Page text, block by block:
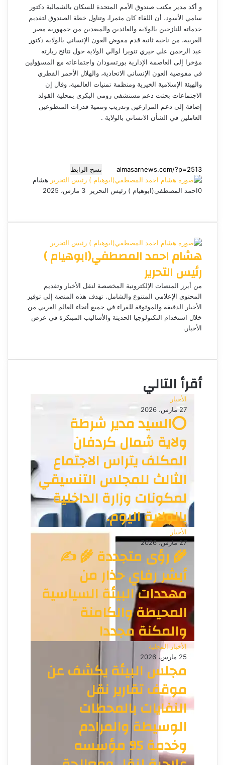
و أكد مدير مكتب صندوق الأمم المتحدة للسكان بالشمالية دكتور
سامي الأسود، أن اللقاء كان مثمرا، وتناول خطة الصندوق لتقديم
خدماته للنازحين بالولاية والعائدين والمبعدين من جمهورية مصر
العربية، من ناحية ثانية قدم مفوض العون الإنساني بالولاية دكتور
عبد الرحمن علي خيري تنويرا لوالي الولاية حول نتائج زيارته
مؤخرا إلى العاصمة الإدارية بورتسودان واجتماعاته مع المسؤولين
في مفوضية العون الإنساني الاتحادية، والهلال الأحمر القطري
والهيئة الإسلامية الخيرية ومنظمة تمنيات العالمية، وقال إن
الاجتماعات بحثت دعم مستشفى رومي البكري بمحلية القولد
إضافة إلى دعم المزارعين وتدريب وتنمية قدرات المتطوعين
العاملين في الشأن الانساني بالولاية .
نسخ الرابط
هشام
احمد المصطفي(ابوهيام ) رئيس التحرير
أ
ل
ر
د
إ
ل
ك
ت
ي
3 مارس، 2025
0
س
و
ك
س
ج
س
ج
ر
ت
ا
ب
ل
ر
ا
هشام احمد المصطفي(ابوهيام )
رئيس التحرير
من أبرز المنصات الإلكترونية المخصصة لنقل الأخبار وتقديم
المحتوى الإعلامي المتنوع والشامل. تهدف هذه المنصة إلى توفير
الأخبار الدقيقة والموثوقة للقراء في جميع أنحاء العالم العربي من
خلال استخدام التكنولوجيا الحديثة والأساليب المبتكرة في عرض
الأخبار.
ق
اأقرأ التالي
الأخبار
27 مارس، 2026
⭕السيد مدير شرطة
ولاية شمال كردفان
المكلف يتراس الاجتماع
الثالث للمجلس التنسيقي
لمكونات وزارة الداخلية
بالولاية اليوم.
الأخبار
27 مارس، 2026
🌾 رؤى متجددة 🌾 ✍️
أبشر رفاي حذار من
مهددات البيئة السياسية
المحيطة والكامنة
والمكنة مجددا
الأخبار المحلية
25 مارس، 2026
مجلس البيئة يكشف عن
موقف تقارير نقل
النفايات بالمحطات
الوسيطة والمرادم
وخدمة 95 مؤسسه